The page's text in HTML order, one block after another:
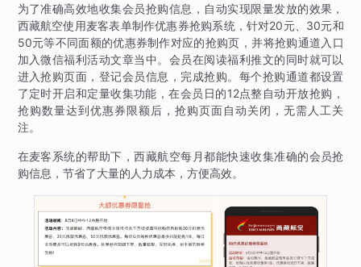
为了准确高效地收集会员抢购信息，自动实现限量发放的效果，
西藏航空使用麦客表单制作优惠券抢购系统，针对20元、30元和
50元等不同面额的优惠券制作对应的抢购页，并将抢购通道入口
加入微信福利活动文章当中。会员在阅读福利推文的同时就可以
进入抢购页面，登记会员信息，完成抢购。每个抢购通道都设置
了定时开启和定量收集功能，在会员日的12点整自动开放抢购，
抢购数量达到优惠券限额后，抢购页面自动关闭，无需人工关
注。
在麦客系统的帮助下，西藏航空每月都能快速收集准确的会员抢
购信息，节省了大量的人力成本，方便高效。